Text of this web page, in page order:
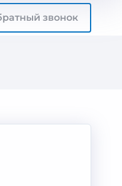
звонок